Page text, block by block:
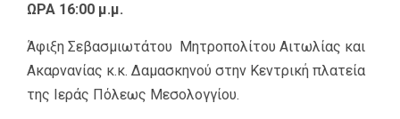
ΩΡΑ 16:00 μ.μ.
Άφιξη Σεβασμιωτάτου Μητροπολίτου Αιτωλίας και
Ακαρνανίας κ.κ. Δαμασκηνού στην Κεντρική πλατεία
της Ιεράς Πόλεως Μεσολογγίου.